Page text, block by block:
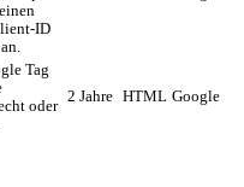
ID
Tag
oder
2 Jahre HTML Google